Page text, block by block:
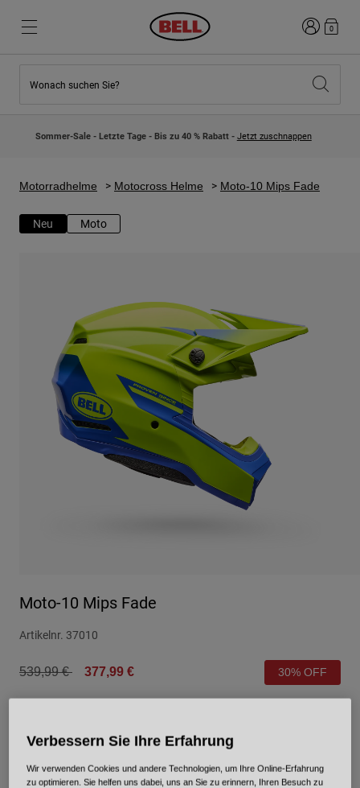
Neuzugänge
Kinder Motocrosshelme
Entdecken Moto
Jets
Motocross
Adventure
Retro
Neuzugänge
Lifestyle
Road & Gravel
Urban
BMX
Ersatzteile
Anmelden
0
Wonach suchen Sie?
Sommer-Sale - Letzte Tage - Bis zu 40 % Rabatt - Jetzt zuschnappen
Motorradhelme Motocross Helme Moto-10 Mips Fade
Neu Moto
Moto-10 Mips Fade
Artikelnr. 37010
Price reduced from
539,99 €to 377,99 € 30% OFF
Farben -
Verbessern Sie Ihre Erfahrung
Wir verwenden Cookies und andere Technologien, um Ihre Online-Erfahrung
zu optimieren. Sie helfen uns dabei, uns an Sie zu erinnern, Ihren Besuch zu